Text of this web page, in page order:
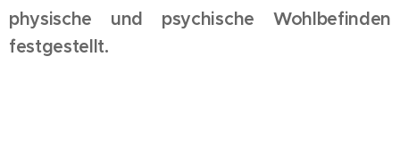
physische und psychische Wohlbefinden
festgestellt.